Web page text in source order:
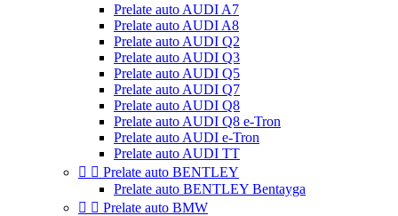
Prelate auto AUDI A7
Prelate auto AUDI A8
Prelate auto AUDI Q2
Prelate auto AUDI Q3
Prelate auto AUDI Q5
Prelate auto AUDI Q7
Prelate auto AUDI Q8
Prelate auto AUDI Q8 e-Tron
Prelate auto AUDI e-Tron
Prelate auto AUDI TT
  Prelate auto BENTLEY
Prelate auto BENTLEY Bentayga
  Prelate auto BMW